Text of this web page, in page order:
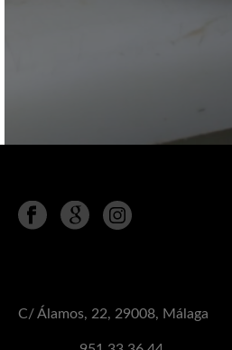
C/ Álamos, 22, 29008, Málaga